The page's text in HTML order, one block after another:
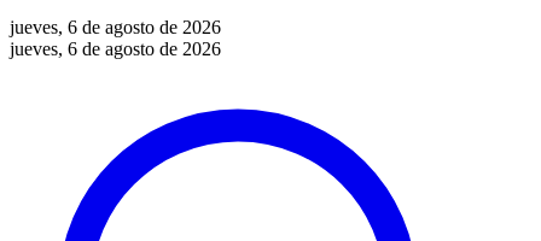
jueves, 6 de agosto de 2026
jueves, 6 de agosto de 2026